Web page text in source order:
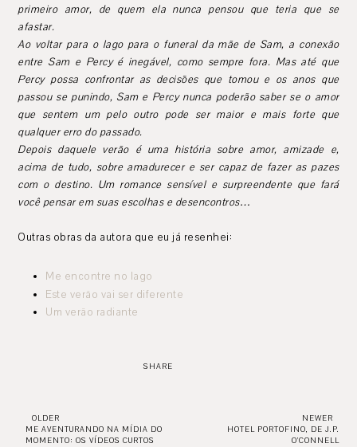
primeiro amor, de quem ela nunca pensou que teria que se
afastar.
Ao voltar para o lago para o funeral da mãe de Sam, a conexão
entre Sam e Percy é inegável, como sempre fora. Mas até que
Percy possa confrontar as decisões que tomou e os anos que
passou se punindo, Sam e Percy nunca poderão saber se o amor
que sentem um pelo outro pode ser maior e mais forte que
qualquer erro do passado.
Depois daquele verão é uma história sobre amor, amizade e,
acima de tudo, sobre amadurecer e ser capaz de fazer as pazes
com o destino. Um romance sensível e surpreendente que fará
você pensar em suas escolhas e desencontros…
Outras obras da autora que eu já resenhei:
Me encontre no lago
Este verão vai ser diferente
Um verão radiante
SHARE
OLDER
ME AVENTURANDO NA MÍDIA DO
MOMENTO: OS VÍDEOS CURTOS
NEWER
HOTEL PORTOFINO, DE J.P.
O'CONNELL